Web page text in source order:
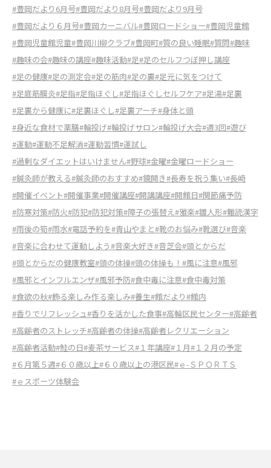
#豊岡だより6月号#豊岡だより8月号#豊岡だより9月号
#豊岡だより６月号#豊岡カーニバル#豊岡ロードショー#豊岡児童館
#豊岡児童館児童#豊岡川柳クラブ#豊岡町#質の良い睡眠#質問#趣味
#趣味の会#趣味の講座#趣味活動#足#足のセルフつぼ押し講座
#足の健康#足の測定会#足の筋肉#足の裏#足元に気をつけて
#足底筋膜炎#足指#足指ほぐし#足指ほぐしセルフケア#足湯#足裏
#足裏から健康に#足裏ほぐし#足裏アーチ#身体と頭
#身近な食材で薬膳#輪投げ#輪投げサロン#輪投げ大会#週3回#遊び
#運動#運動不足解消#運動習慣#運試し
#過剰なダイエットはいけません#野球#金曜#金曜ロードショー
#鍼灸師が教える#鍼灸師のおすすめ#鏡開き#長寿を祝う集い#長崎
#開催イベント#開催事業#開催講座#開講講座#開館日#関節痛予防
#防寒対策#防火#防犯#防犯対策#障子の張替え#雅楽#雛人形#難読漢字
#雨後の筍#雨水#電話予約を#青山やまと#靴のお悩み#靴選び#音楽
#音楽に合わせて運動しよう#音楽大好き#音芝会#頭とからだ
#頭とからだの健康教室#頭の体操#頭の体操も！ #風に注意#風邪
#風邪とインフルエンザ#風邪予防#食中毒に注意#食中毒対策
#食欲の秋#飾る楽しみ作る楽しみ#養生#館だより#館内
#香りでリフレッシュ#香りを活かした食事#高輪区民センター#高齢者
#高齢者のストレッチ#高齢者の体操#高齢者レクリエーション
#高齢者活動#鮭の日#麦茶サービス#１年講座#１月#１２月の予定
#６月第５週#６０歳以上#６０歳以上の港区民#ｅ-ＳＰＯＲＴＳ
#ｅスポーツ体験会